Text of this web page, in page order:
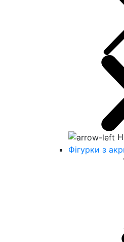
Фігурки з